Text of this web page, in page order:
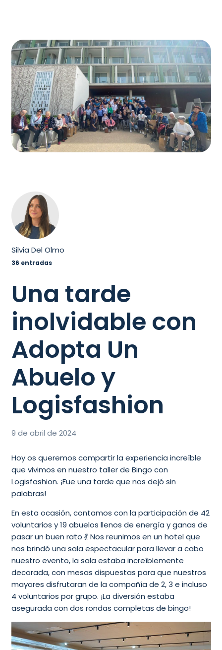
Silvia Del Olmo
36 entradas
Una tarde
inolvidable con
Adopta Un
Abuelo y
Logisfashion
9 de abril de 2024
Hoy os queremos compartir la experiencia increíble
que vivimos en nuestro taller de Bingo con
Logisfashion. ¡Fue una tarde que nos dejó sin
palabras!
En esta ocasión, contamos con la participación de 42
voluntarios y 19 abuelos llenos de energía y ganas de
pasar un buen rato 💃 Nos reunimos en un hotel que
nos brindó una sala espectacular para llevar a cabo
nuestro evento, la sala estaba increíblemente
decorada, con mesas dispuestas para que nuestros
mayores disfrutaran de la compañía de 2, 3 e incluso
4 voluntarios por grupo. ¡La diversión estaba
asegurada con dos rondas completas de bingo!